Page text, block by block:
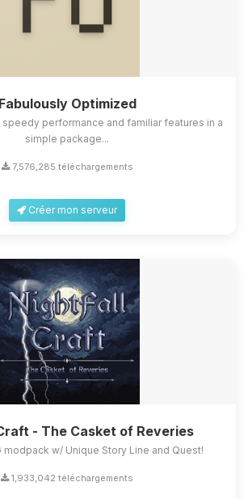
Fabulously Optimized
speedy performance and familiar features in a
simple package...
7,576,285 téléchargements
Créer mon serveur
- The Casket of Reveries
modpack w/ Unique Story Line and Quest!
1,933,042 téléchargements